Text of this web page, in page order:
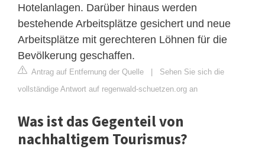
Hotelanlagen. Darüber hinaus werden
bestehende Arbeitsplätze gesichert und neue
Arbeitsplätze mit gerechteren Löhnen für die
Bevölkerung geschaffen.
Antrag auf Entfernung der Quelle | Sehen Sie sich die
vollständige Antwort auf regenwald-schuetzen.org an
Was ist das Gegenteil von
nachhaltigem Tourismus?